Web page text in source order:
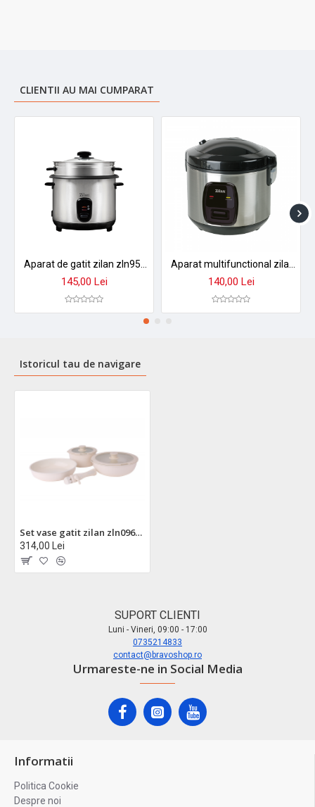
CLIENTII AU MAI CUMPARAT
145,00 Lei 140,00 Lei
Istoricul tau de navigare
Set vase gatit zilan zln0965 - 8 piese, 5 straturi, acoperire non-toxica, compatibil cuptor
314,00 Lei
SUPORT CLIENTI
Luni - Vineri, 09:00 - 17:00
0735214833
contact@bravoshop.ro
Urmareste-ne in Social Media
Informatii
Politica Cookie
Despre noi